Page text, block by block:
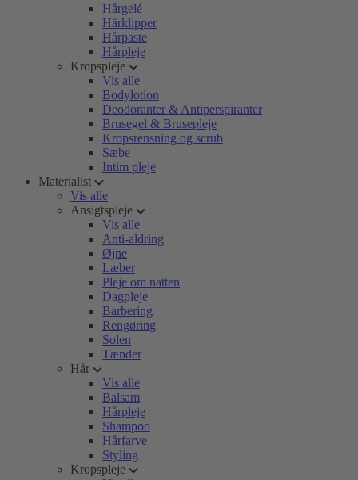
Hårgelé
Hårklipper
Hårpaste
Hårpleje
Kropspleje
Vis alle
Bodylotion
Deodoranter & Antiperspiranter
Brusegel & Brusepleje
Kropsrensning og scrub
Sæbe
Intim pleje
Materialist
Vis alle
Ansigtspleje
Vis alle
Anti-aldring
Øjne
Læber
Pleje om natten
Dagpleje
Barbering
Rengøring
Solen
Tænder
Hår
Vis alle
Balsam
Hårpleje
Shampoo
Hårfarve
Styling
Kropspleje